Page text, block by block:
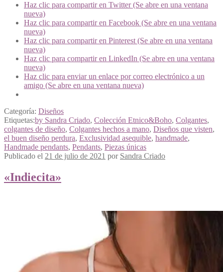
Haz clic para compartir en Twitter (Se abre en una ventana
nueva)
Haz clic para compartir en Facebook (Se abre en una ventana
nueva)
Haz clic para compartir en Pinterest (Se abre en una ventana
nueva)
Haz clic para compartir en LinkedIn (Se abre en una ventana
nueva)
Haz clic para enviar un enlace por correo electrónico a un
amigo (Se abre en una ventana nueva)
Categoría: Diseños
Etiquetas:by Sandra Criado, Colección Etnico&Boho, Colgantes,
colgantes de diseño, Colgantes hechos a mano, Diseños que visten,
el buen diseño perdura, Exclusividad asequible, handmade,
Handmade pendants, Pendants, Piezas únicas
Publicado el 21 de julio de 2021 por Sandra Criado
«Indiecita»